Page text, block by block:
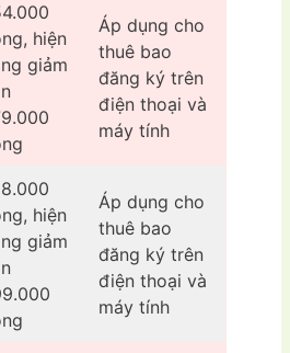
hiện
giảm
Áp dụng cho
thuê bao
đăng ký trên
điện thoại và
máy tính
hiện
giảm
Áp dụng cho
thuê bao
đăng ký trên
điện thoại và
máy tính